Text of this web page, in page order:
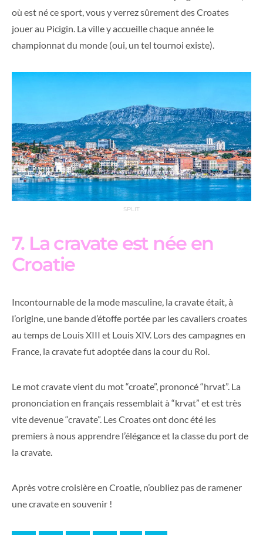
où est né ce sport, vous y verrez sûrement des Croates
jouer au Picigin. La ville y accueille chaque année le
championnat du monde (oui, un tel tournoi existe).
SPLIT
7. La cravate est née en
Croatie
Incontournable de la mode masculine, la cravate était, à
l’origine, une bande d’étoffe portée par les cavaliers croates
au temps de Louis XIII et Louis XIV. Lors des campagnes en
France, la cravate fut adoptée dans la cour du Roi.
Le mot cravate vient du mot “croate”, prononcé “hrvat”. La
prononciation en français ressemblait à “krvat” et est très
vite devenue “cravate”. Les Croates ont donc été les
premiers à nous apprendre l’élégance et la classe du port de
la cravate.
Après votre croisière en Croatie, n’oubliez pas de ramener
une cravate en souvenir !